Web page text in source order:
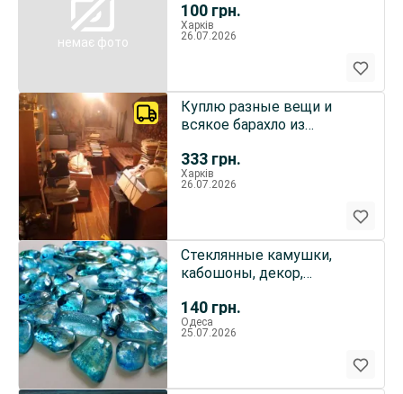
немає фото
100 грн.
Харків
26.07.2026
333 грн.
Куплю разные вещи и
всякое барахло из
Харків
26.07.2026
140 грн.
Стеклянные камушки,
кабошоны, декор,
Одеса
25.07.2026